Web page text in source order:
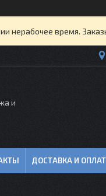
нерабочее время.
и
ДОСТАВКА И